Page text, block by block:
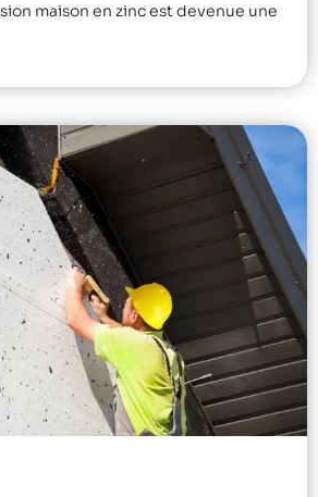
maison en zinc est devenue une